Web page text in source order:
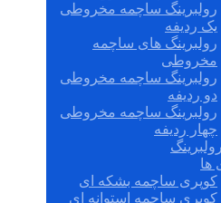
رولبرینگ ساچمه مخروطی
یک ردیفه
رولبرینگ های ساچمه
مخروطی
رولبرینگ ساچمه مخروطی
دو ردیفه
رولبرینگ ساچمه مخروطی
چهار ردیفه
ها
کوپری ساچمه بشکه ای
کوپری ساچمه استوانه ای